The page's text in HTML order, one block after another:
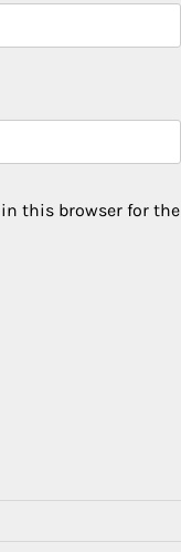
this browser for the